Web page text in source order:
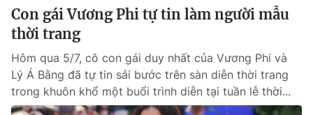
Con gái Vương Phi tự tin làm người mẫu
thời trang
Hôm qua 5/7, cô con gái duy nhất của Vương Phi và
Lý Á Bằng đã tự tin sải bước trên sàn diễn thời trang
trong khuôn khổ một buổi trình diễn tại tuần lễ thời...